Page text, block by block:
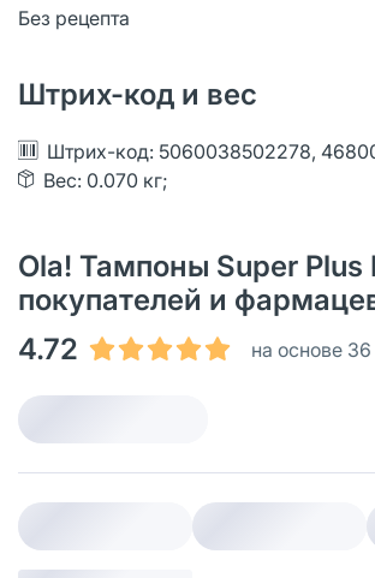
Без рецепта
Штрих-код и вес
Штрих-код: 5060038502278,
Вес: 0.070 кг;
Ola! Тампоны Super Plus
покупателей и
4.72
на основе